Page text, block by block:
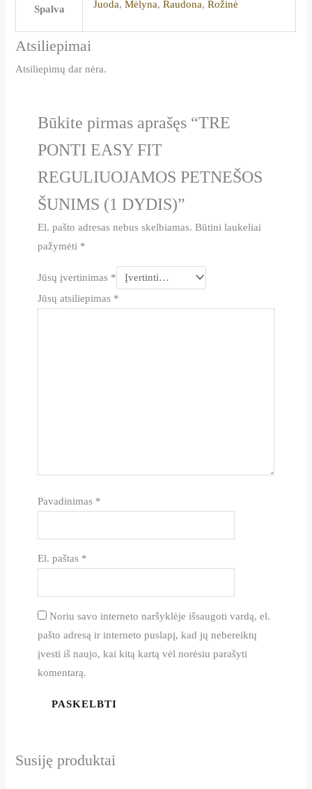
Spalva Juoda,Mėlyna,Raudona,Rožinė
Atsiliepimai
Atsiliepimų dar nėra.
Būkite pirmas aprašęs “TRE
PONTI EASY FIT
REGULIUOJAMOS PETNEŠOS
ŠUNIMS (1 DYDIS)”
El. pašto adresas nebus skelbiamas. Būtini laukeliai
pažymėti *
Jūsų įvertinimas *
Jūsų atsiliepimas *
Pavadinimas *
El. paštas *
Noriu savo interneto naršyklėje išsaugoti vardą, el.
pašto adresą ir interneto puslapį, kad jų nebereiktų
įvesti iš naujo, kai kitą kartą vėl norėsiu parašyti
komentarą.
Susiję produktai